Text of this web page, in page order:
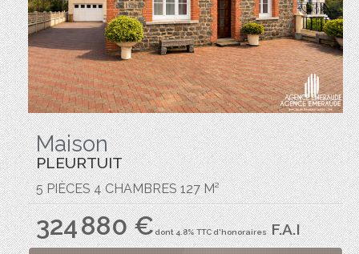
Maison
PLEURTUIT
5 PIÈCES 4 CHAMBRES 127 M²
324 880 €dont 4.8% TTC d'honorairesF.A.I